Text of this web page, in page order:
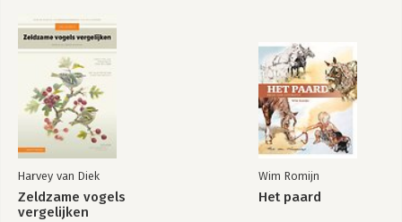
Harvey van Diek
Zeldzame vogels
vergelijken
Wim Romijn
Het paard